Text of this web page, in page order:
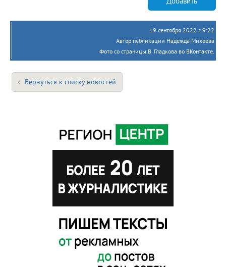
19 сентября 2022 г. 9:22
Автор публикации Надежда Михеева
Фото со страницы В. Гладкова во ВКонтакте.
Вернуться к списку новостей